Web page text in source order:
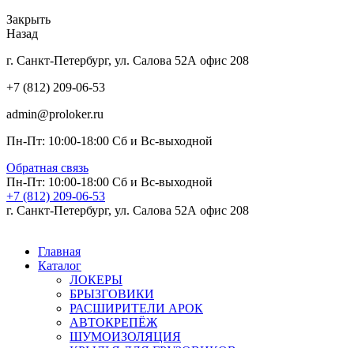
Закрыть
Назад
г. Санкт-Петербург, ул. Салова 52А офис 208
+7 (812) 209-06-53
admin@proloker.ru
Пн-Пт: 10:00-18:00 Сб и Вс-выходной
Обратная связь
Пн-Пт: 10:00-18:00 Сб и Вс-выходной
+7 (812) 209-06-53
г. Санкт-Петербург, ул. Салова 52А офис 208
Главная
Каталог
ЛОКЕРЫ
БРЫЗГОВИКИ
РАСШИРИТЕЛИ АРОК
АВТОКРЕПЁЖ
ШУМОИЗОЛЯЦИЯ